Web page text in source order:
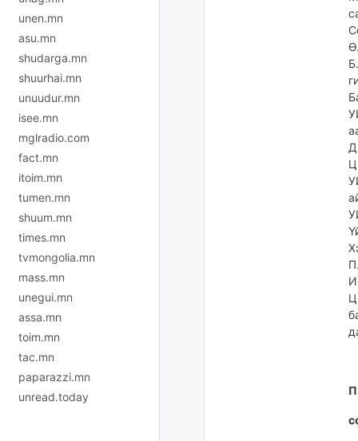
unen.mn
asu.mn
shudarga.mn
shuurhai.mn
unuudur.mn
isee.mn
mglradio.com
fact.mn
itoim.mn
tumen.mn
shuum.mn
times.mn
tvmongolia.mn
mass.mn
unegui.mn
assa.mn
toim.mn
tac.mn
paparazzi.mn
unread.today